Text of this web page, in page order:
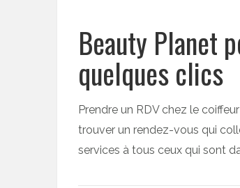
Beauty Planet
quelques clics
Prendre un RDV chez le
trouver un rendez-vous qui
services à tous ceux qui sont